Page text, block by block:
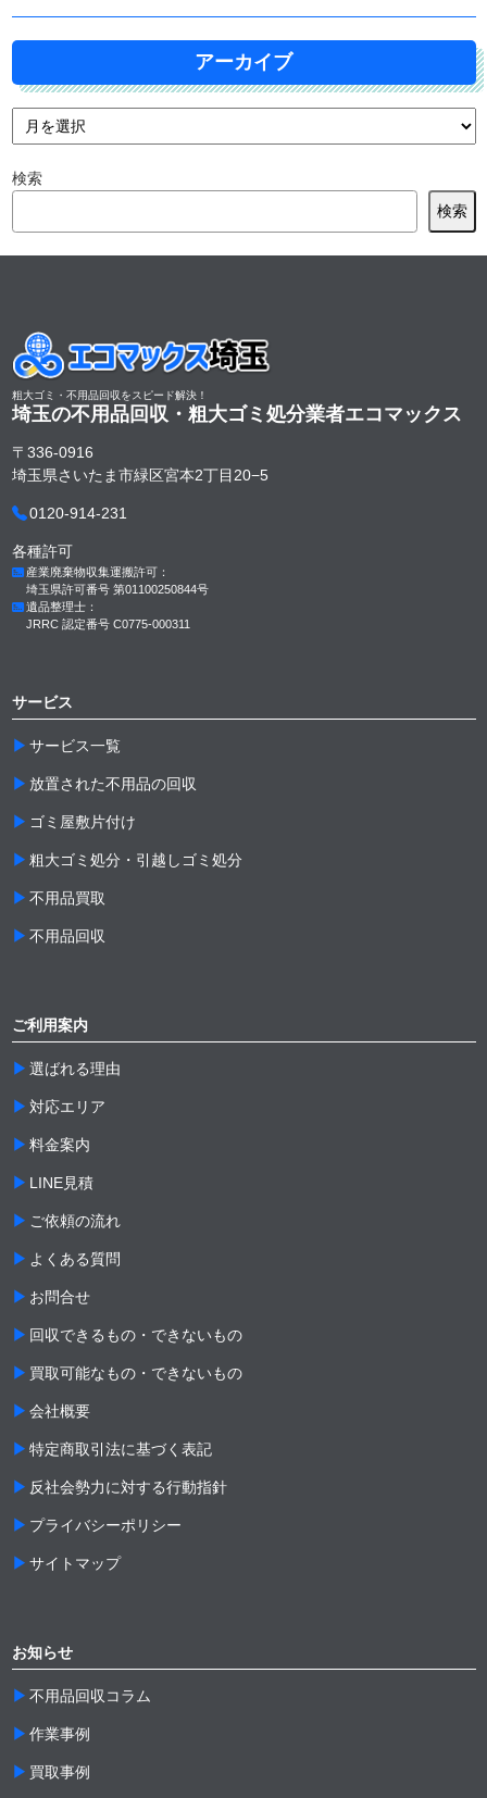
アーカイブ
検索
検索
粗大ゴミ・不用品回収をスピード解決！
埼玉の不用品回収・粗大ゴミ処分業者エコマックス
〒336-0916
埼玉県さいたま市緑区宮本2丁目20−5
0120-914-231
各種許可
産業廃棄物収集運搬許可：
埼玉県許可番号 第01100250844号
遺品整理士：
JRRC 認定番号 C0775-000311
サービス
サービス一覧
放置された不用品の回収
ゴミ屋敷片付け
粗大ゴミ処分・引越しゴミ処分
不用品買取
不用品回収
ご利用案内
選ばれる理由
対応エリア
料金案内
LINE見積
ご依頼の流れ
よくある質問
お問合せ
回収できるもの・できないもの
買取可能なもの・できないもの
会社概要
特定商取引法に基づく表記
反社会勢力に対する行動指針
プライバシーポリシー
サイトマップ
お知らせ
不用品回収コラム
作業事例
買取事例